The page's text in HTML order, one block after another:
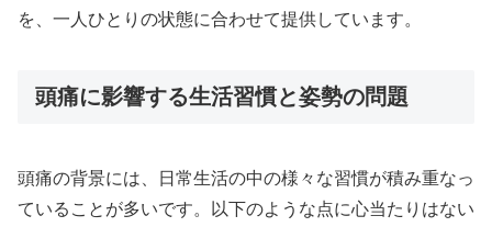
を、一人ひとりの状態に合わせて提供しています。
頭痛に影響する生活習慣と姿勢の問題
頭痛の背景には、日常生活の中の様々な習慣が積み重なっ
ていることが多いです。以下のような点に心当たりはない